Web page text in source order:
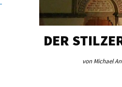
DER
von Michael